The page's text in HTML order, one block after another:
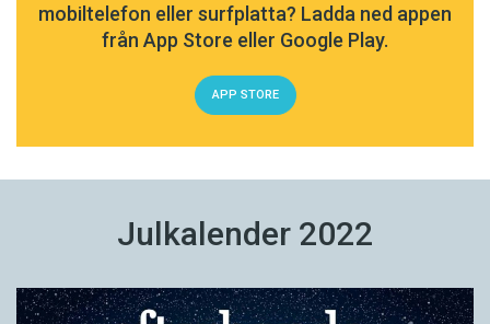
mobiltelefon eller surfplatta? Ladda ned appen
från App Store eller Google Play.
APP STORE
Julkalender 2022